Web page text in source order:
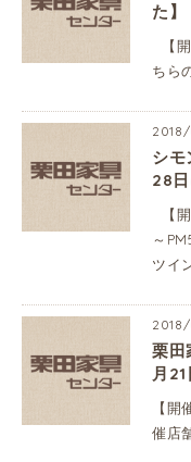
た】
【
ちら
シモ
28
【
～
ツイ
栗田
月
【
催店